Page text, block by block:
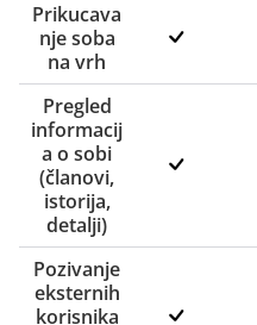
Prikucava
nje soba
na vrh
Pregled
informacij
a o sobi
(članovi,
istorija,
detalji)
Pozivanje
eksternih
korisnika